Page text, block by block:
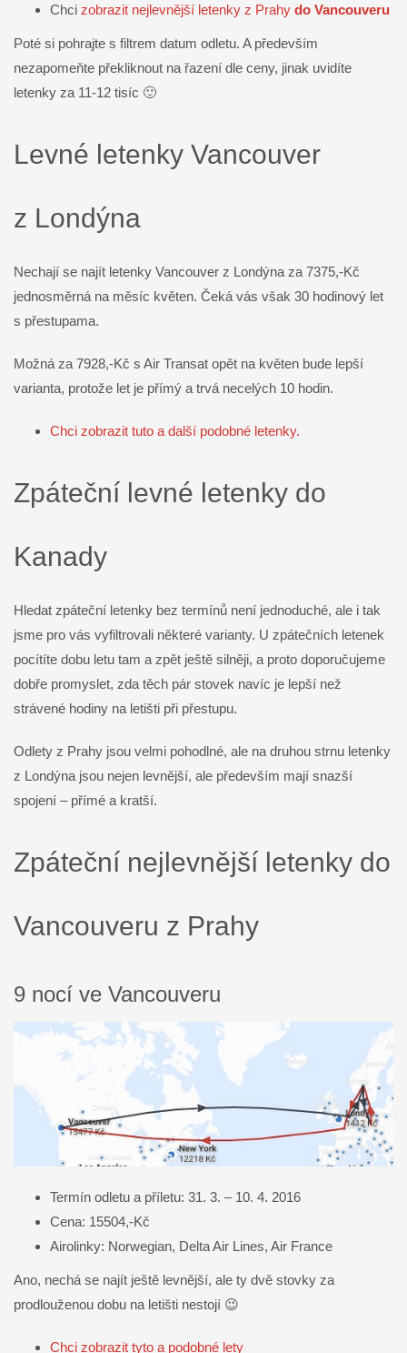
Chci zobrazit nejlevnější letenky z Prahy do Vancouveru
Poté si pohrajte s filtrem datum odletu. A především
nezapomeňte překliknout na řazení dle ceny, jinak uvidíte
letenky za 11-12 tisíc 🙂
Levné letenky Vancouver
z Londýna
Nechají se najít letenky Vancouver z Londýna za 7375,-Kč
jednosměrná na měsíc květen. Čeká vás však 30 hodinový let
s přestupama.
Možná za 7928,-Kč s Air Transat opět na květen bude lepší
varianta, protože let je přímý a trvá necelých 10 hodin.
Chci zobrazit tuto a další podobné letenky.
Zpáteční levné letenky do
Kanady
Hledat zpáteční letenky bez termínů není jednoduché, ale i tak
jsme pro vás vyfiltrovali některé varianty. U zpátečních letenek
pocítíte dobu letu tam a zpět ještě silněji, a proto doporučujeme
dobře promyslet, zda těch pár stovek navíc je lepší než
strávené hodiny na letišti při přestupu.
Odlety z Prahy jsou velmi pohodlné, ale na druhou strnu letenky
z Londýna jsou nejen levnější, ale především mají snazší
spojení – přímé a kratší.
Zpáteční nejlevnější letenky do
Vancouveru z Prahy
9 nocí ve Vancouveru
Termín odletu a příletu: 31. 3. – 10. 4. 2016
Cena: 15504,-Kč
Airolinky: Norwegian, Delta Air Lines, Air France
Ano, nechá se najít ještě levnější, ale ty dvě stovky za
prodlouženou dobu na letišti nestojí 😉
Chci zobrazit tyto a podobné lety